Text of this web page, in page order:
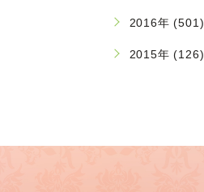
2016年 (501)
2015年 (126)